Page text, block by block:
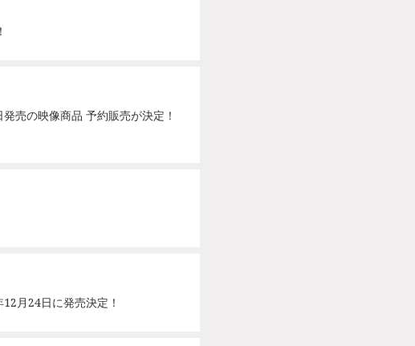
売の映像商品 予約販売が決定！
月24日に発売決定！